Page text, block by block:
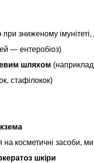
при зниженому імунітеті,
— ентеробіоз)
шляхом
стафілокок)
на косметичні засоби,
шкіри